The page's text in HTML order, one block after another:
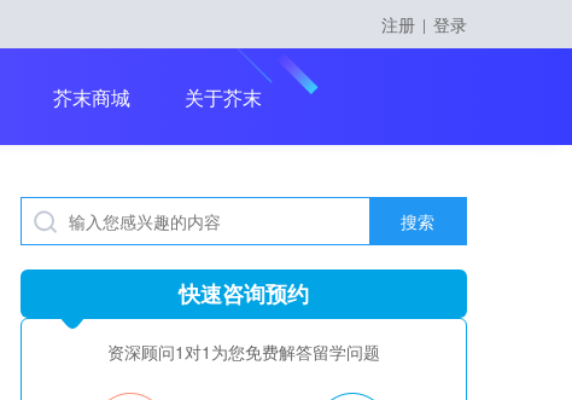
注册 | 登录
芥末商城 关于芥末
搜索
快速咨询预约
资深顾问1对1为您免费解答留学问题